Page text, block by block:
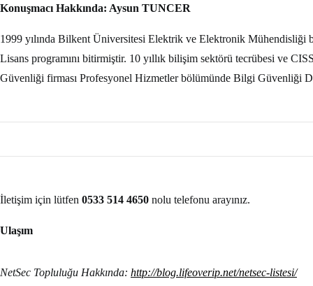
Konuşmacı Hakkında: Aysun TUNCER
1999 yılında Bilkent Üniversitesi Elektrik ve Elektronik
Lisans programını bitirmiştir. 10 yıllık bilişim sektörü tecrübesi ve
Güvenliği firması Profesyonel Hizmetler bölümünde Bilgi Güvenliği
İletişim için lütfen 0533 514 4650 nolu telefonu arayınız.
Ulaşım
NetSec Topluluğu Hakkında: http://blog.lifeoverip.net/netsec-listesi/